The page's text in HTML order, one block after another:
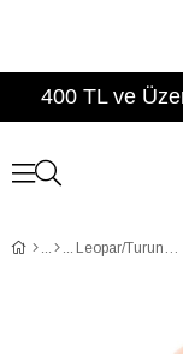
400 TL ve
Leopar/Turuncu Kadın Topuklu Ayakkabı B922113802